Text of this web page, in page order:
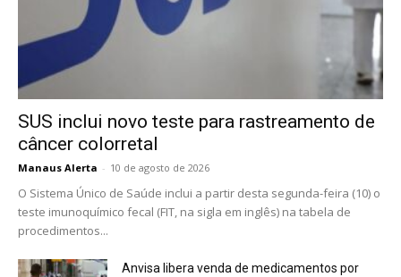
SUS inclui novo teste para rastreamento de
câncer colorretal
Manaus Alerta - 10 de agosto de 2026
O Sistema Único de Saúde inclui a partir desta segunda-feira (10) o
teste imunoquímico fecal (FIT, na sigla em inglês) na tabela de
procedimentos...
Anvisa libera venda de medicamentos por